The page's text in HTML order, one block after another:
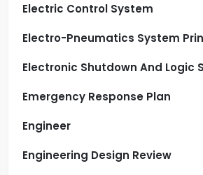
Electric Control System
Electro-Pneumatics System
Electronic Shutdown And Logic
Emergency Response Plan
Engineer
Engineering Design Review